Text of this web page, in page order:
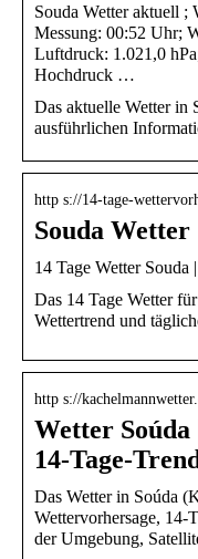
Souda Wetter aktuell
Messung: 00:52 Uhr;
Luftdruck: 1.021,0
Hochdruck …
Das aktuelle Wetter in
ausführlichen
http s://14-tage-
Souda Wetter
14 Tage Wetter Souda
Das 14 Tage Wetter
Wettertrend und
http s://
Wetter
14-Tage-
Das Wetter in Soúda
Wettervorhersage, 14-
der Umgebung,